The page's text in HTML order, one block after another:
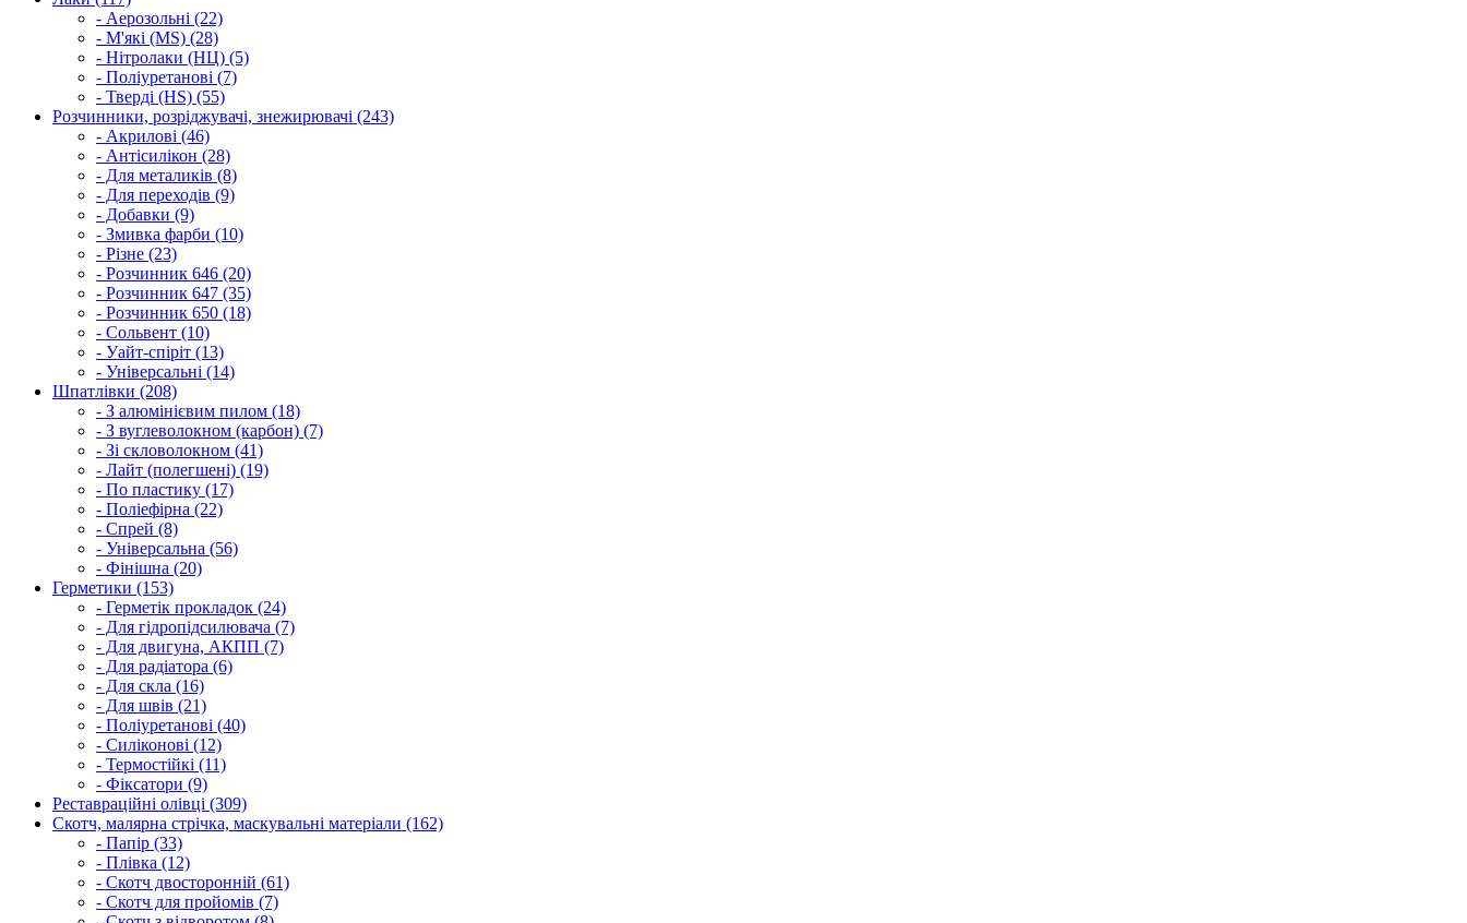
- Аерозольні (22)
- М'які (MS) (28)
- Нітролаки (НЦ) (5)
- Поліуретанові (7)
- Тверді (HS) (55)
Розчинники, розріджувачі, знежирювачі (243)
- Акрилові (46)
- Антісилікон (28)
- Для металиків (8)
- Для переходів (9)
- Добавки (9)
- Змивка фарби (10)
- Різне (23)
- Розчинник 646 (20)
- Розчинник 647 (35)
- Розчинник 650 (18)
- Сольвент (10)
- Уайт-спіріт (13)
- Універсальні (14)
Шпатлівки (208)
- З алюмінієвим пилом (18)
- З вуглеволокном (карбон) (7)
- Зі скловолокном (41)
- Лайт (полегшені) (19)
- По пластику (17)
- Поліефірна (22)
- Спрей (8)
- Універсальна (56)
- Фінішна (20)
Герметики (153)
- Герметік прокладок (24)
- Для гідропідсилювача (7)
- Для двигуна, АКПП (7)
- Для радіатора (6)
- Для скла (16)
- Для швів (21)
- Поліуретанові (40)
- Силіконові (12)
- Термостійкі (11)
- Фіксатори (9)
Реставраційні олівці (309)
Скотч, малярна стрічка, маскувальні матеріали (162)
- Папір (33)
- Плівка (12)
- Скотч двосторонній (61)
- Скотч для пройомів (7)